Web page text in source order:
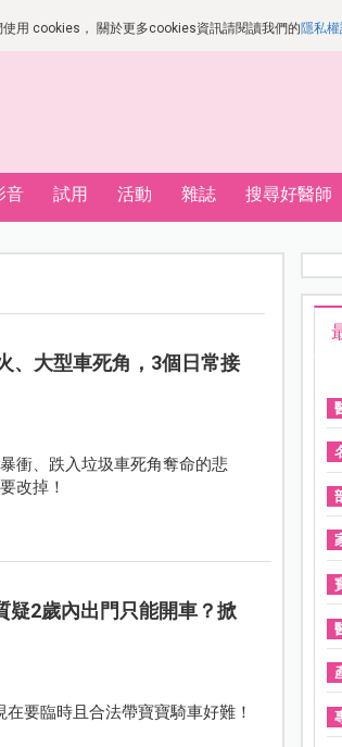
用 cookies， 關於更多cookies資訊請閱讀我們的隱私權
音 試用 活動 雜誌 搜尋好醫師
、大型車死角，3個日常接
衝、跌入垃圾車死角奪命的悲
改掉！
疑2歲內出門只能開車？掀
要臨時且合法帶寶寶騎車好難！